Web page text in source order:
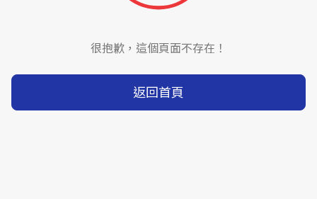
很抱歉，這個頁面不存在！
返回首頁